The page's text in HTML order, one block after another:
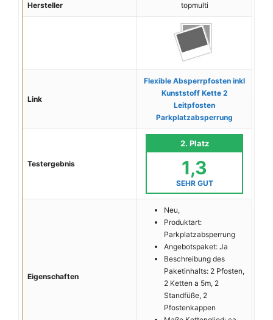
Hersteller topmulti
Link
Flexible Absperrpfosten inkl
Kunststoff Kette 2
Leitpfosten
Parkplatzabsperrung
Testergebnis
2. Platz
1,3
SEHR GUT
Eigenschaften
Neu,
Produktart:
Parkplatzabsperrung
Angebotspaket: Ja
Beschreibung des
Paketinhalts: 2 Pfosten,
2 Ketten a 5m, 2
Standfüße, 2
Pfostenkappen